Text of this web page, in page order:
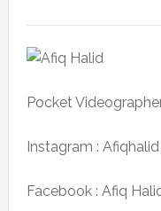
Pocket
Instagram : Afiqhalid
Facebook : Afiq